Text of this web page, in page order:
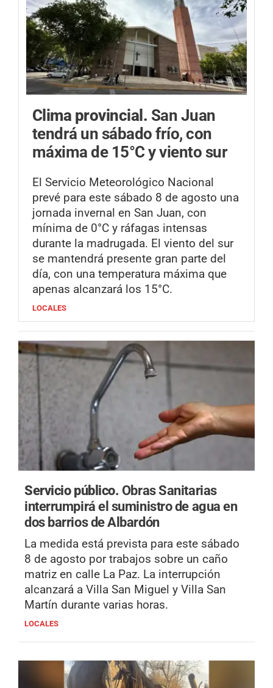
Clima provincial. San Juan
tendrá un sábado frío, con
máxima de 15°C y viento sur
El Servicio Meteorológico Nacional
prevé para este sábado 8 de agosto una
jornada invernal en San Juan, con
mínima de 0°C y ráfagas intensas
durante la madrugada. El viento del sur
se mantendrá presente gran parte del
día, con una temperatura máxima que
apenas alcanzará los 15°C.
LOCALES
Servicio público. Obras Sanitarias
interrumpirá el suministro de agua en
dos barrios de Albardón
La medida está prevista para este sábado
8 de agosto por trabajos sobre un caño
matriz en calle La Paz. La interrupción
alcanzará a Villa San Miguel y Villa San
Martín durante varias horas.
LOCALES